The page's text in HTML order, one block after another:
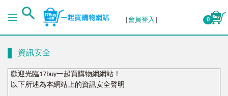
會員登入 0
資訊安全
歡迎光臨17buy一起買購物網網站！
以下所述為本網站上的資訊安全聲明